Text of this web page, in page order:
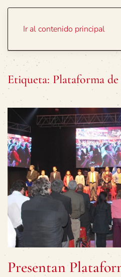
Ir al contenido principal
Etiqueta: Plataforma
Presentan